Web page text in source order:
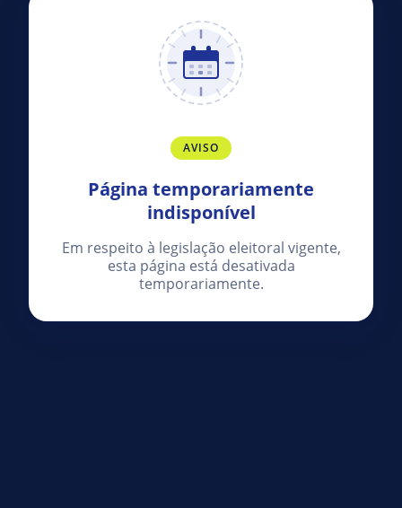
AVISO
Página temporariamente
indisponível
Em respeito à legislação eleitoral vigente,
esta página está desativada
temporariamente.